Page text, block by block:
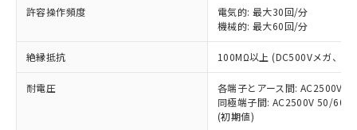
許容操作頻度
電気的: 最大30回/分
機械的: 最大60回/分
絶縁抵抗 100MΩ以上 (DC500Vメガ、点
耐電圧
各端子とアース間: AC2500V
同極端子間: AC2500V 50/
(初期値)
本サービスの対象外となる商品もある
ことをご了承ください。
在庫状況および標準価格照会結果は、
記載している更新日時点での社内デー
タに基づき作成されるものであり、閲
覧された時点での実際の在庫および標
準価格とは異なる場合があることをご
いたものが、含有品と判明した場合などや
むを得ず変更することがあります。
六価クロム(Cr(Ⅵ)) 1000ppm以下、ポリ臭化ビフェニル
類(PBB) 1000ppm以下、ポリ臭化ジフェニルエーテル類
基準値を超えていることを示します。
「－」：未確認です。当社販売部門へお問
*中国RoHS10物質の基準値 (GB/T26572)：
Pb(鉛) :1000ppm、 Hg(水銀) : 1000ppm、 Cd(カドミウ
Cr(Ⅵ)(六価クロム) : 1000ppm、 PBBs(ポリ臭化ビフェ
当社は、これら貴社製品のうち、外国
為替および外国貿易法に定める商品
（以下｢規制貨物等」という）を輸出
または国外への提供する場合は、日本
国政府の輸出許可(または役務取引許
可)を取得するなどの必要な手続きを